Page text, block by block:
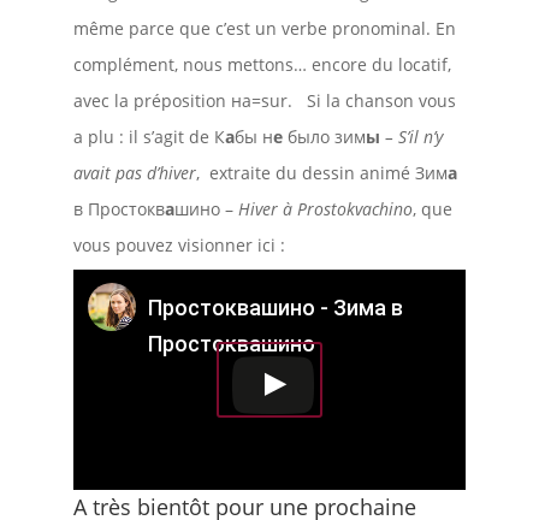
même parce que c’est un verbe pronominal. En
complément, nous mettons… encore du locatif,
avec la préposition на=sur. Si la chanson vous
a plu : il s’agit de Кабы небыло зимы – S’il n’y
avait pas d’hiver, extraite du dessin animé Зима
в Простоквашино – Hiver à Prostokvachino, que
vous pouvez visionner ici :
Простоквашино - Зима в
Простоквашино
A très bientôt pour une prochaine